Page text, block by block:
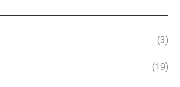
(3)
(19)